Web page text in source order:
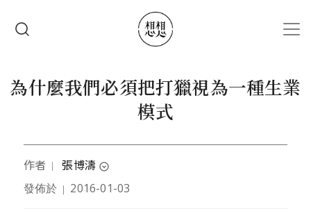
為什麼我們必須把打獵視為一種生業
模式
作者 ｜ 張博濤 expand_circle_down
作者為台灣大學森林環境暨資源學系三年級學生
發佈於 ｜ 2016-01-03